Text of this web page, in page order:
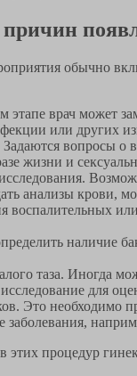
обычно
этапе врач может
или других
вопросы о
жизни и
анализы крови,
воспалительных
наличие
таза. Иногда
исследование для
Это необходимо
заболевания,
этих процедур